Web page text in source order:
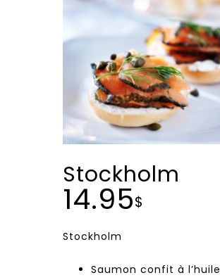
Stockholm
14.95$
Stockholm
Saumon confit à l’huile